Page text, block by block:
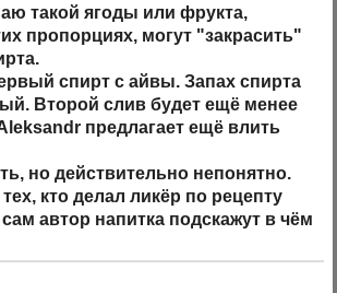
такой ягоды или фрукта,
пропорциях, могут "закрасить"
спирт с айвы. Запах спирта
Второй слив будет ещё менее
предлагает ещё влить
но действительно непонятно.
кто делал ликёр по рецепту
автор напитка подскажут в чём